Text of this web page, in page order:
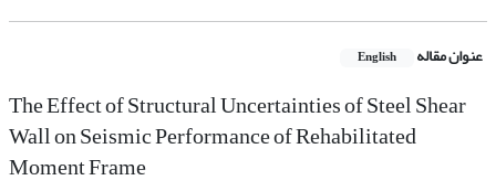
عنوان مقاله English
The Effect of Structural Uncertainties of Steel Shear
Wall on Seismic Performance of Rehabilitated
Moment Frame